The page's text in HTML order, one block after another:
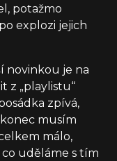
potažmo
explozi jejich
novinkou je na
z „playlistu“
zpívá,
musím
málo,
uděláme s tím